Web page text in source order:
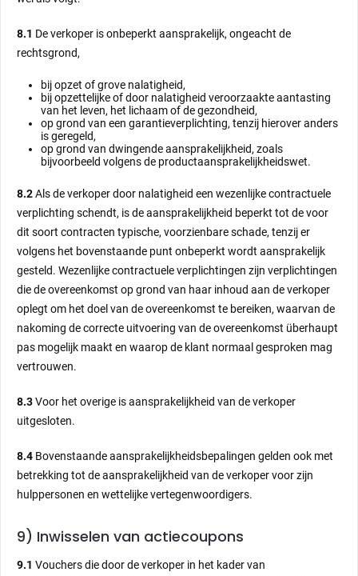
8.1 De verkoper is onbeperkt aansprakelijk, ongeacht de
rechtsgrond,
bij opzet of grove nalatigheid,
bij opzettelijke of door nalatigheid veroorzaakte aantasting
van het leven, het lichaam of de gezondheid,
op grond van een garantieverplichting, tenzij hierover anders
is geregeld,
op grond van dwingende aansprakelijkheid, zoals
bijvoorbeeld volgens de productaansprakelijkheidswet.
8.2Als de verkoper door nalatigheid een wezenlijke contractuele
verplichting schendt, is de aansprakelijkheid beperkt tot de voor
dit soort contracten typische, voorzienbare schade, tenzij er
volgens het bovenstaande punt onbeperkt wordt aansprakelijk
gesteld. Wezenlijke contractuele verplichtingen zijn verplichtingen
die de overeenkomst op grond van haar inhoud aan de verkoper
oplegt om het doel van de overeenkomst te bereiken, waarvan de
nakoming de correcte uitvoering van de overeenkomst überhaupt
pas mogelijk maakt en waarop de klant normaal gesproken mag
vertrouwen.
8.3Voor het overige is aansprakelijkheid van de verkoper
uitgesloten.
8.4 Bovenstaande aansprakelijkheidsbepalingen gelden ook met
betrekking tot de aansprakelijkheid van de verkoper voor zijn
hulppersonen en wettelijke vertegenwoordigers.
9) Inwisselen van actiecoupons
9.1 Vouchers die door de verkoper in het kader van